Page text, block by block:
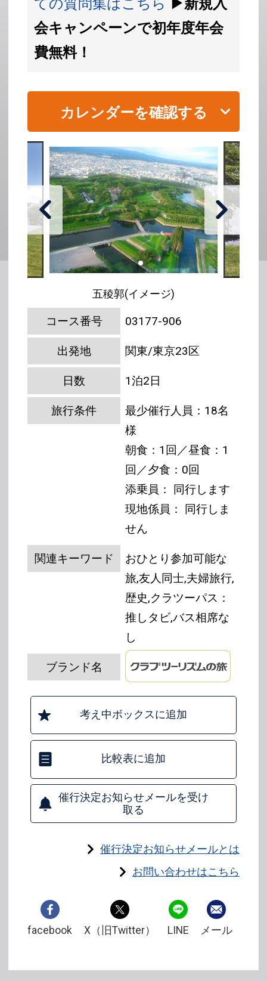
会キャンペーンで初年度年会
費無料！
カレンダーを確認する
五稜郭(イメージ)
コース番号 03177-906
出発地 関東/東京23区
日数 1泊2日
旅行条件
最少催行人員：18名
様
朝食：1回／昼食：1
回／夕食：0回
添乗員： 同行します
現地係員： 同行しま
せん
関連キーワード
おひとり参加可能な
旅,友人同士,夫婦旅行,
歴史,クラツーパス：
推しタビ,バス相席な
し
ブランド名
考え中ボックスに追加
比較表に追加
催行決定お知らせメールを受け
取る
催行決定お知らせメールとは
お問い合わせはこちら
facebook X（旧Twitter） LINE メール